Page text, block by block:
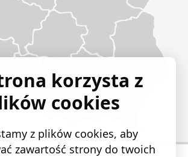
korzysta z
cookies
z plików cookies, aby
zawartość strony do twoich